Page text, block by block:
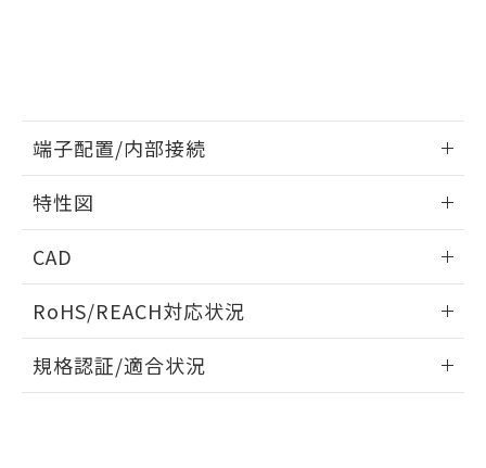
端子配置/内部接続
端子配置/内部接続
特性図
開閉容量
CAD
ドすることができます。
ログイン/会員登録
RoHS/REACH対応状況
EU RoHS 注意事項・凡例
規格認証/適合状況
また、RoHS指令のフタル酸エステル類４
物質の対応では、対応完了までの期間は出
荷製品に未対応品が混在することから備考
既に当社にて対応品への在庫切替を完了
していることから、特段のことがない限